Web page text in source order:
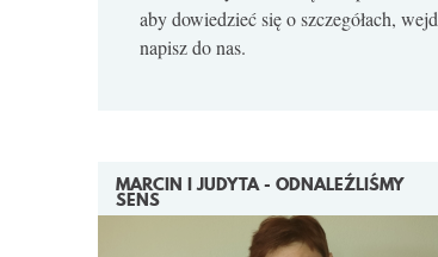
aby dowiedzieć się o szczegółach,
napisz do nas.
MARCIN I JUDYTA - ODNALEŹLIŚMY
SENS